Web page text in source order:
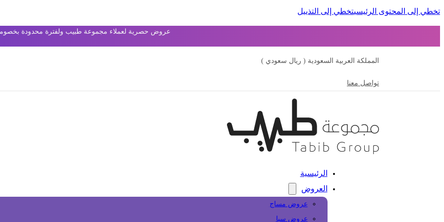
تخطي إلى المحتوى الرئيسيتخطي إلى التذييل
عروض حصرية لعملاء مجموعة طبيب ولفترة محدودة بخصومات
المملكة العربية السعودية ( ريال سعودي )
تواصل معنا
الرئيسية
العروض
عروض مساج
عروض سبا